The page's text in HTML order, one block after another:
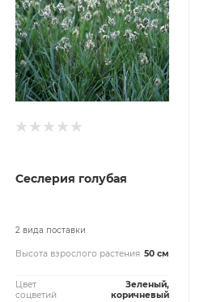
Сеслерия голубая
2 вида поставки
Высота взрослого растения 50 см
Цвет
соцветий
Зеленый,
коричневый